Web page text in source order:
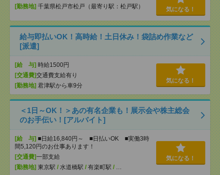
[勤務地] 千葉県松戸市松戸（最寄り駅：松戸駅） 気になる！
給与即払いOK！高時給！土日休み！袋詰め作業など
[派遣]
[給 与] 時給1500円
[交通費]交通費支給有り
[勤務地] 君津駅から車9分
気になる！
＜1日～OK！＞あの有名企業も！展示会や株主総会
のお手伝い！[アルバイト]
[給 与] ■日給16,840円～ ■日払いOK ■実働3時
間5,120円のお仕事あります！
[交通費]一部支給
[勤務地] 東京駅 / 水道橋駅 / 有楽町駅 / …
気になる！